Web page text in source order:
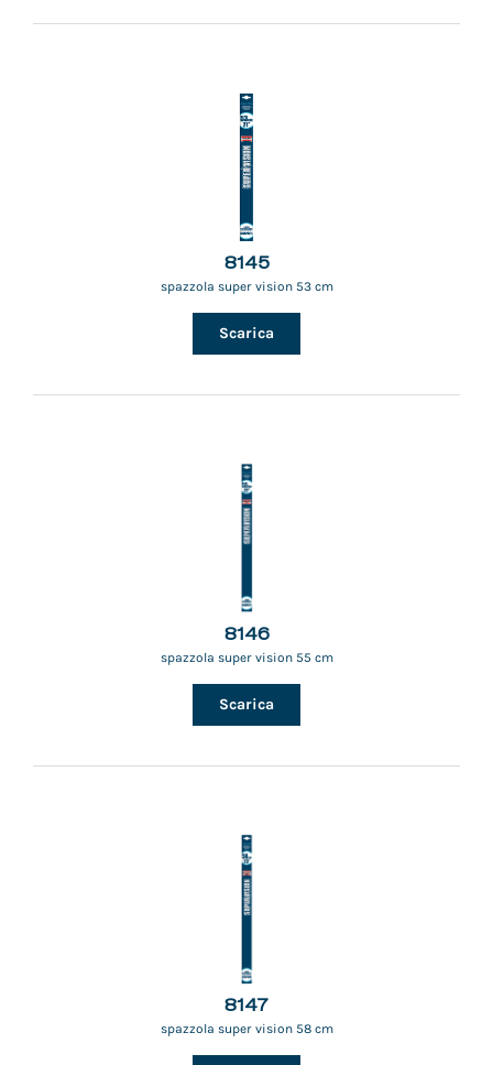
8145
spazzola super vision 53 cm
Scarica
8146
spazzola super vision 55 cm
Scarica
8147
spazzola super vision 58 cm